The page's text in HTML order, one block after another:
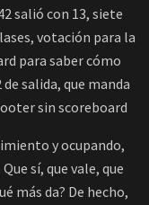
salió con 13, siete
votación para la
para saber cómo
salida, que manda
sin scoreboard
y ocupando,
sí, que vale, que
más da? De hecho,